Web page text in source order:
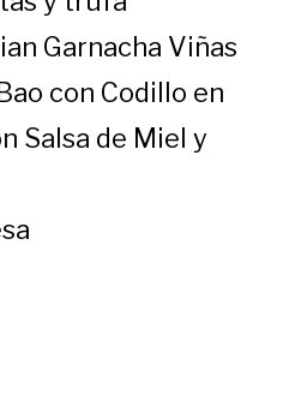
Garnacha Viñas
con Codillo en
Salsa de Miel y